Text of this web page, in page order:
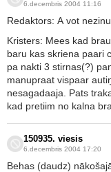
6.decembris 2004 11:16
Redaktors: A vot
Kristers: Mees kad
baru kas skriena paari
pa nakti 3 stirnas(?)
manupraat vispaar
nesagadaaja. Pats
kad pretiim no kalna
150935. viesis
6.decembris 2004 17:20
Behas (daudz)